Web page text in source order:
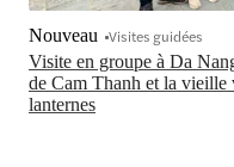
Visite en groupe à Da
de Cam Thanh et la
lanternes
Nouveau Visites guidées